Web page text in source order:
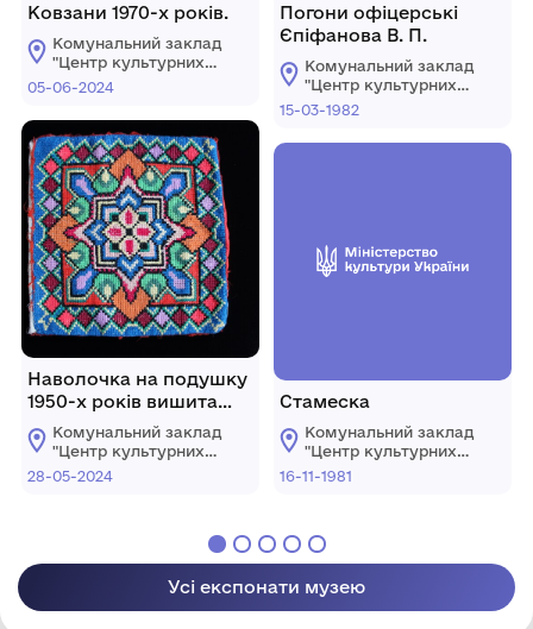
Ковзани 1970-х років.
Комунальний заклад
"Центр культурних
послуг"
міської ради
05-06-2024
Наволочка на подушку
1950-х років вишита
хрестиком.
Комунальний заклад
"Центр культурних
послуг"
28-05-2024
Погони офіцерські
Єпіфанова В. П.
Комунальний заклад
"Центр культурних
послуг"
міської ради
15-03-1982
Стамеска
Комунальний заклад
"Центр культурних
послуг"
16-11-1981
Усі експонати музею